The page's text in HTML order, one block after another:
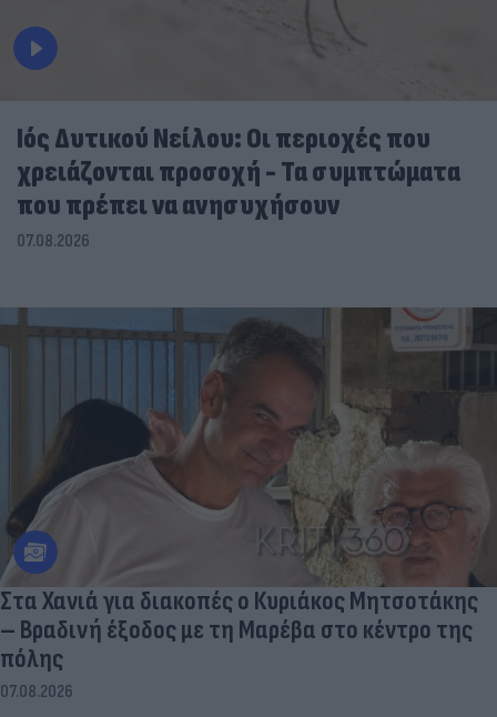
Ιός Δυτικού Νείλου: Οι περιοχές που
χρειάζονται προσοχή - Τα συμπτώματα
που πρέπει να ανησυχήσουν
07.08.2026
Στα Χανιά για διακοπές ο Κυριάκος Μητσοτάκης
– Βραδινή έξοδος με τη Μαρέβα στο κέντρο της
πόλης
07.08.2026